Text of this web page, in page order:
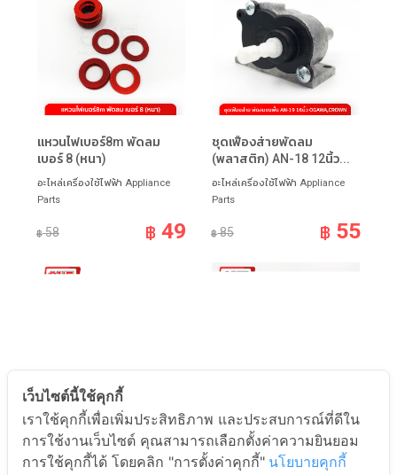
แหวนไฟเบอร์8m พัดลม
เบอร์ 8 (หนา)
อะไหล่เครื่องใช้ไฟฟ้า Appliance
Parts
฿58 ฿ 49
ชุดเฟืองส่ายพัดลม
(พลาสติก) AN-18 12นิ้ว...
อะไหล่เครื่องใช้ไฟฟ้า Appliance
Parts
฿85 ฿ 55
สปริตเตอร์ POWER PASS
THAISAT รุ่น 2 WAY 2 AP
กระปุกเฟืองพัดลม 16-18
HATARI(แท้)
เว็บไซต์นี้ใช้คุกกี้
เราใช้คุกกี้เพื่อเพิ่มประสิทธิภาพ และประสบการณ์ที่ดีใน
การใช้งานเว็บไซต์ คุณสามารถเลือกตั้งค่าความยินยอม
การใช้คุกกี้ได้ โดยคลิก "การตั้งค่าคุกกี้" นโยบายคุกกี้